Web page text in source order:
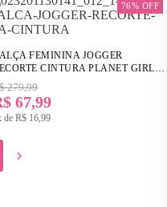
76% OFF
FEMININA JOGGER
CINTURA PLANET GIRLS
MÉDIO
279,99
67,99
de R$ 16,99